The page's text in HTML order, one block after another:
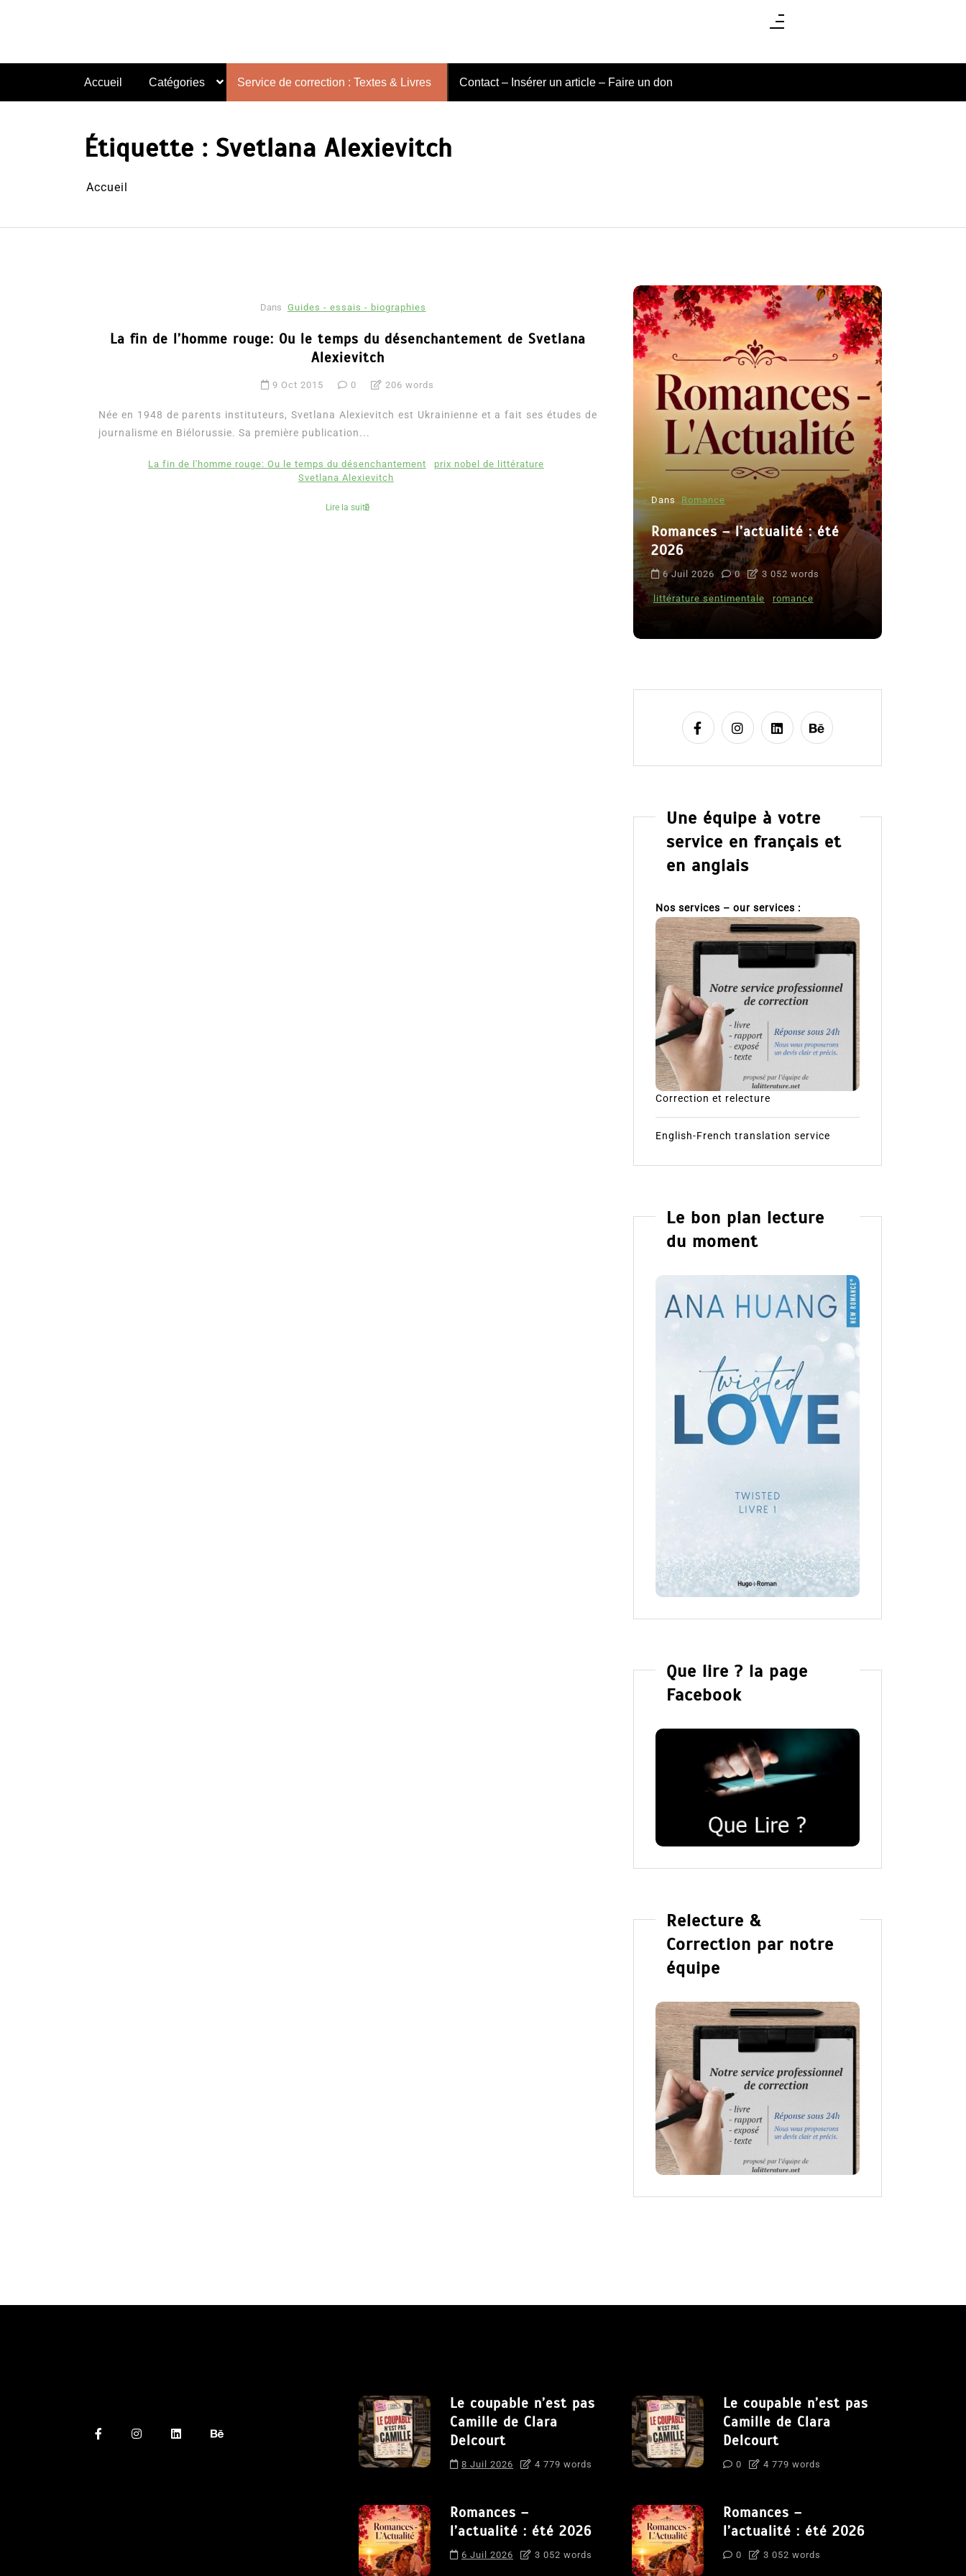
Accueil Catégories Service de correction : Textes & Livres Contact – Insérer un article – Faire un don
Étiquette : Svetlana Alexievitch
Accueil
Dans Guides - essais - biographies
La fin de l’homme rouge: Ou le temps du désenchantement de Svetlana
Alexievitch
9 Oct 2015 0 206 words
Née en 1948 de parents instituteurs, Svetlana Alexievitch est Ukrainienne et a fait ses études de
journalisme en Biélorussie. Sa première publication...
La fin de l'homme rouge: Ou le temps du désenchantement
prix nobel de littérature
Svetlana Alexievitch
Lire la suite
Dans Romance
Romances – l’actualité : été
2026
6 Juil 2026 0 3 052 words
littérature sentimentale romance
Une équipe à votre
service en français et
en anglais
Nos services – our services :
Correction et relecture
English-French translation service
Le bon plan lecture
du moment
Que lire ? la page
Facebook
Relecture &
Correction par notre
équipe
Le coupable n’est pas
Camille de Clara
Delcourt
8 Juil 2026 4 779 words
Romances –
l’actualité : été 2026
6 Juil 2026 3 052 words
Le coupable n’est pas
Camille de Clara
Delcourt
0 4 779 words
Romances –
l’actualité : été 2026
0 3 052 words